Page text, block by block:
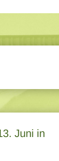
Juni in